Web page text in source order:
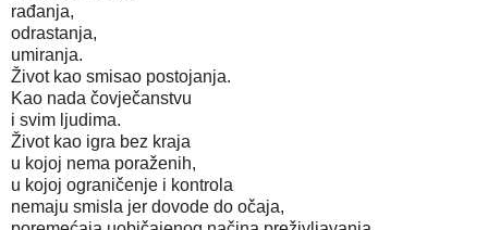
rađanja,
odrastanja,
umiranja.
Život kao smisao postojanja.
Kao nada čovječanstvu
i svim ljudima.
Život kao igra bez kraja
u kojoj nema poraženih,
u kojoj ograničenje i kontrola
nemaju smisla jer dovode do očaja,